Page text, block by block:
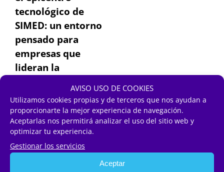
AVISO USO DE COOKIES
Utilizamos cookies propias y de terceros que nos ayudan a
proporcionarte la mejor experiencia de navegación.
Aceptarlas nos permitirá analizar el uso del sitio web y
optimizar tu experiencia.
Gestionar los servicios
Aceptar
tecnológico de
SIMED: un entorno
pensado para
empresas que
lideran la
sector a través de
proptech, contech,
fintech, IA,
eficiencia
energética y